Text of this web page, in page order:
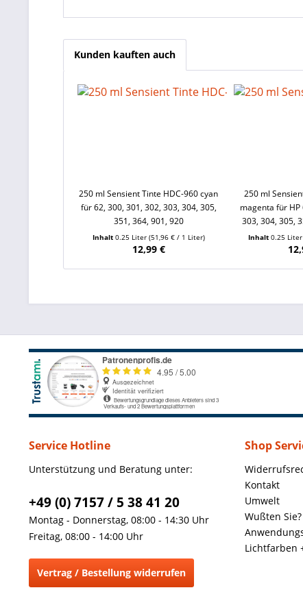
Kunden kauften auch
250 ml Sensient Tinte HDC-960 cyan
für 62, 300, 301, 302, 303, 304, 305,
351, 364, 901, 920
Inhalt 0.25 Liter (51,96 € / 1 Liter)
12,99 €
250 ml
magenta für HP
303, 304, 305,
Inhalt0.25
Service Hotline
Unterstützung und Beratung unter:
+49 (0) 7157 / 5 38 41 20
Montag - Donnerstag, 08:00 - 14:30 Uhr
Freitag, 08:00 - 14:00 Uhr
Vertrag / Bestellung widerrufen
Shop
Kontakt
Umwelt
Wußten Sie?
Lichtfarben